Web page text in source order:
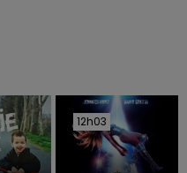
12h03
12h03